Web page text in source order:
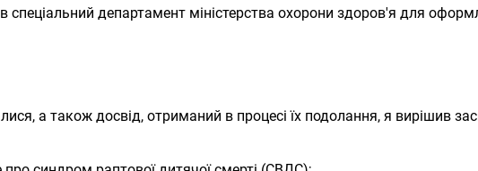
спеціальний департамент міністерства охорони здоров'я для
а також досвід, отриманий в процесі їх подолання, я вирішив